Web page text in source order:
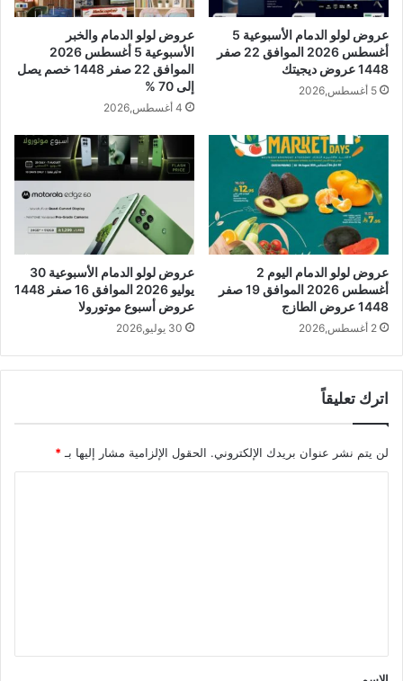
عروض لولو الدمام الأسبوعية 5
أغسطس 2026 الموافق 22 صفر
1448 عروض ديجيتك
5 أغسطس,2026
عروض لولو الدمام والخبر
الأسبوعية 5 أغسطس 2026
الموافق 22 صفر 1448 خصم يصل
إلى 70 %
4 أغسطس,2026
عروض لولو الدمام اليوم 2
أغسطس 2026 الموافق 19 صفر
1448 عروض الطازج
2 أغسطس,2026
عروض لولو الدمام الأسبوعية 30
يوليو 2026 الموافق 16 صفر 1448
عروض أسبوع موتورولا
30 يوليو,2026
اترك تعليقاً
لن يتم نشر عنوان بريدك الإلكتروني. الحقول الإلزامية مشار إليها بـ*
*